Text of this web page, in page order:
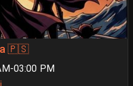
🇵🇸
03:00 PM